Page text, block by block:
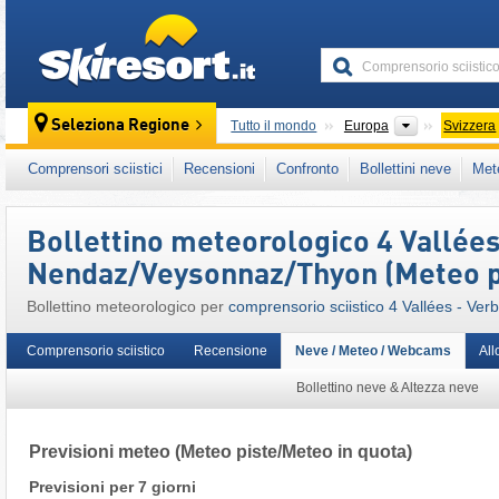
Seleziona Regione Tutto il mondo Europa Continenti
Svizzera
Tutto il mondo Europa Continenti
Svizzera
Comprensori sciistici Recensioni Confronto Bollettini neve
Bollettino meteorologico 4
Nendaz/​Veysonnaz/​Thyon (Meteo
Bollettino meteorologico per comprensorio sciistico 4 Vallées -
Comprensorio sciistico Recensione Neve / Meteo / Webcams
Bollettino neve & Altezza neve
Previsioni meteo (Meteo piste/Meteo in quota)
Previsioni per 7 giorni